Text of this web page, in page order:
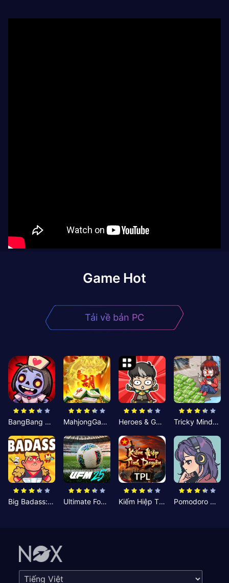
Game Hot
Tải về bản PC
BangBang Zombies:Chiến Shelter MahjongGame Heroes & Gear? Yoink! Tricky Minds: Brainy Puzzle
Big Badass: Game AFK Idle RPG Ultimate Football Manager Kiếm Hiệp Tình Duyên Pomodoro Nhỏ: Giờ Tập Trung